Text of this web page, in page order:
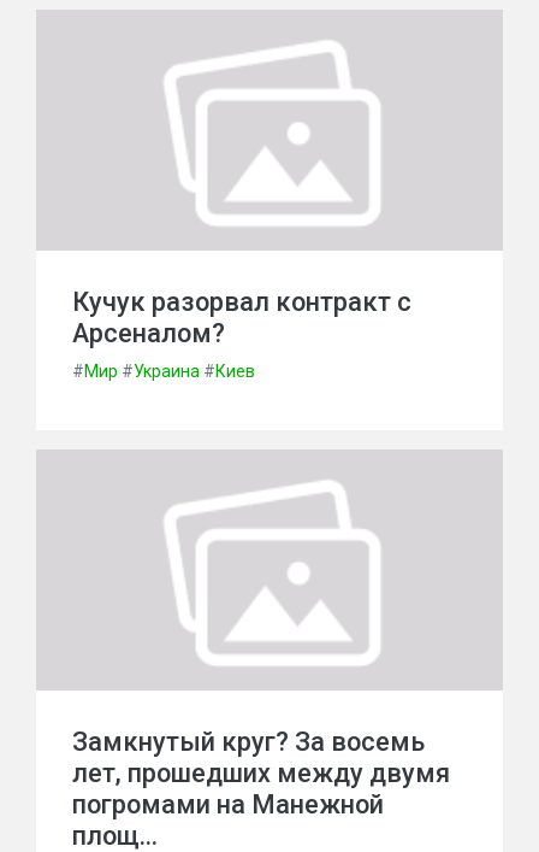
Кучук разорвал контракт с
Арсеналом?
#Мир #Украина #Киев
Замкнутый круг? За восемь
лет, прошедших между двумя
погромами на Манежной
площ…